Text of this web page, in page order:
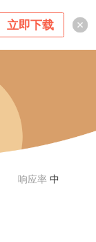
立即下载
响应率中